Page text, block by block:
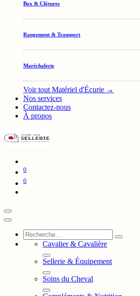
Box & Clôtures
Rangement & Transport
Maréchalerie
Voir tout Matériel d'Écurie →
Nos services
Contactez-nous
À propos
0
0
Cavalier & Cavalière
Sellerie & Équipement
Soins du Cheval